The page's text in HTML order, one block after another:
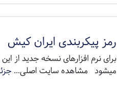
رمز پیکربندی ایران کیش
برای نرم افزارهای نسخه جدید از
میشود مشاهده سایت اصلی...